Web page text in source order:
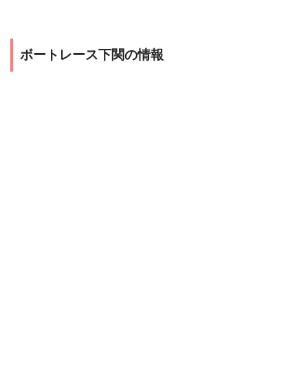
ボートレース下関の情報